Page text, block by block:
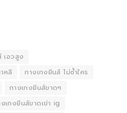
เอวสูง
หลี
กางเกงยีนส์ ไม่ซ้ำใคร
กางเกงยีนส์ขาดๆ
เกงยีนส์ขาดเข่า ig